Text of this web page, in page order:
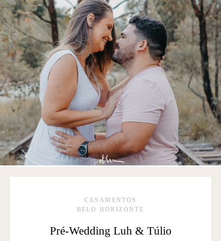
CASAMENTOS
BELO HORIZONTE
Pré-Wedding Luh & Túlio